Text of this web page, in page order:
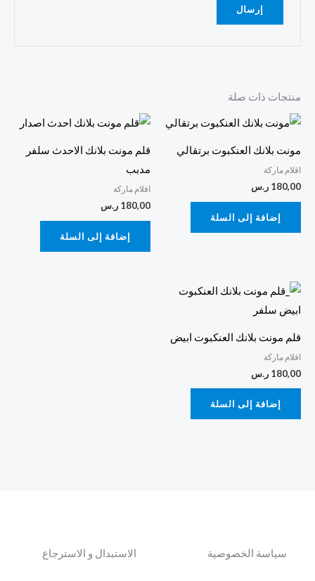
منتجات ذات صلة
مونت بلانك العنكبوت برتقالي
اقلام ماركة
180,00 ر.س
إضافة إلى السلة
قلم مونت بلانك الاحدث سلفر
مدبب
اقلام ماركة
180,00 ر.س
إضافة إلى السلة
قلم مونت بلانك العنكبوت ابيض
اقلام ماركة
180,00 ر.س
إضافة إلى السلة
سياسة الخصوصية الاستبدال و الاسترجاع